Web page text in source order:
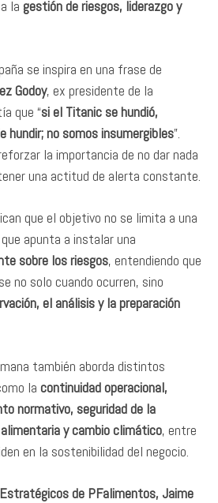
la gestión de riesgos, liderazgo y
se inspira en una frase de
Godoy, ex presidente de la
que “si el Titanic se hundió,
hundir; no somos insumergibles”.
la importancia de no dar nada
una actitud de alerta constante.
que el objetivo no se limita a una
apunta a instalar una
sobre los riesgos, entendiendo que
no solo cuando ocurren, sino
el análisis y la preparación
también aborda distintos
la continuidad operacional,
normativo, seguridad de la
y cambio climático, entre
en la sostenibilidad del negocio.
de PFalimentos, Jaime